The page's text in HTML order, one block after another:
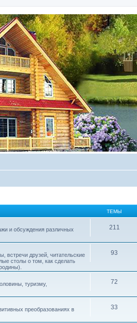
ТЕМЫ
и обсуждения различных
211
встречи друзей, читательские
столы о том, как сделать
93
туризму,
72
преобразованиях в
33